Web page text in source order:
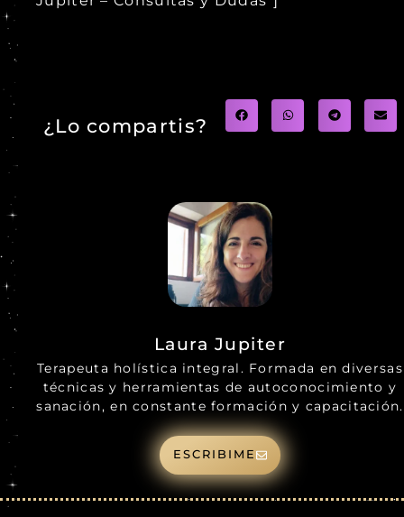
¿Lo compartis?
Laura Jupiter
Terapeuta holística integral. Formada en diversas
técnicas y herramientas de autoconocimiento y
sanación, en constante formación y capacitación.
ESCRIBIME